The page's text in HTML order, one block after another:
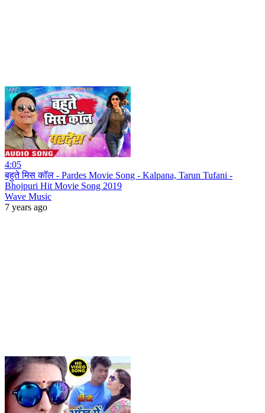
4:05
बहुते मिस कॉल - Pardes Movie Song - Kalpana, Tarun Tufani -
Bhojpuri Hit Movie Song 2019
Wave Music
7 years ago